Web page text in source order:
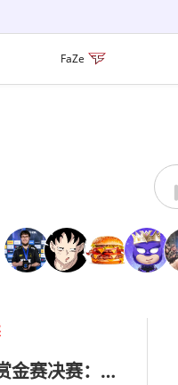
FaZe
BanKs谈Spirit BLAST赏金赛决赛：前两图直接被打穿了